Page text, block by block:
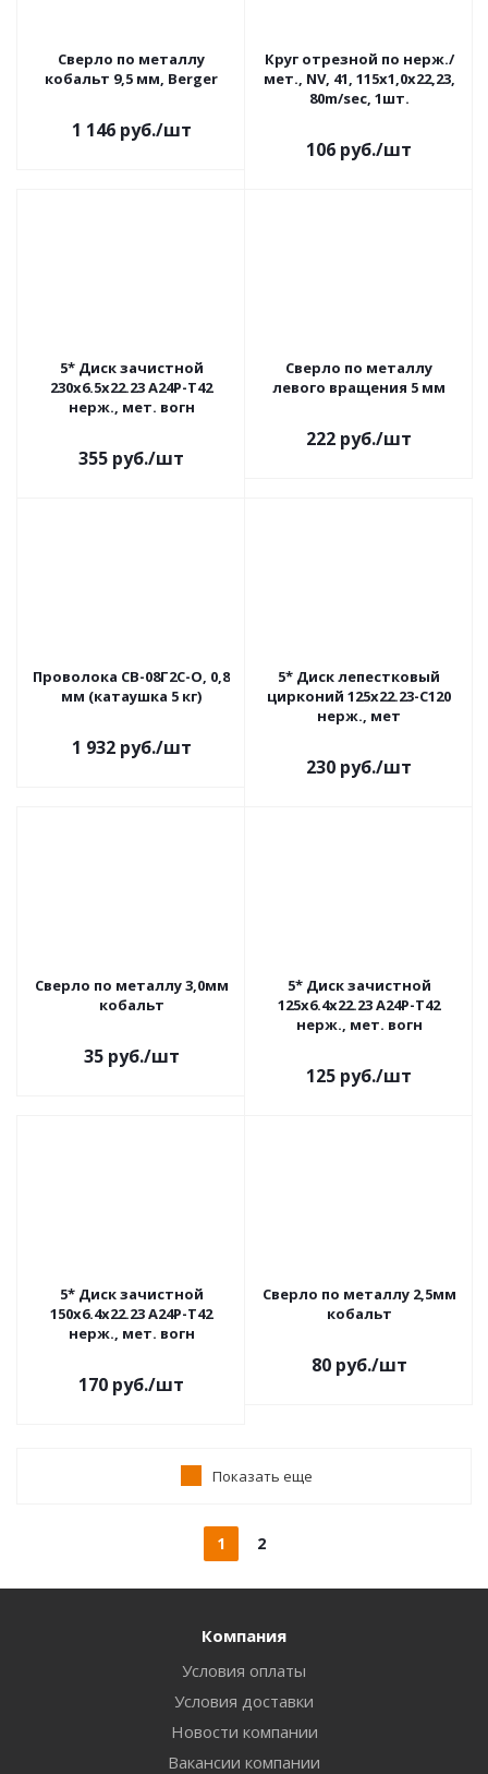
Сверло по металлу
кобальт 9,5 мм, Berger
1 146руб./шт
Круг отрезной по нерж./
мет., NV, 41, 115х1,0х22,23,
80m/sec, 1шт.
106 руб./шт
5* Диск зачистной
230x6.5х22.23 A24P-Т42
нерж., мет. вогн
355 руб./шт
Сверло по металлу
левого вращения 5 мм
222 руб./шт
Проволока СВ-08Г2С-О, 0,8
мм (катаушка 5 кг)
1 932руб./шт
5* Диск лепестковый
цирконий 125х22.23-C120
нерж., мет
230 руб./шт
Сверло по металлу 3,0мм
кобальт
35руб./шт
5* Диск зачистной
125x6.4х22.23 A24P-Т42
нерж., мет. вогн
125 руб./шт
5* Диск зачистной
150x6.4х22.23 A24P-Т42
нерж., мет. вогн
170 руб./шт
Сверло по металлу 2,5мм
кобальт
80руб./шт
Показать еще
1 2
Компания
Условия оплаты
Условия доставки
Новости компании
Вакансии компании